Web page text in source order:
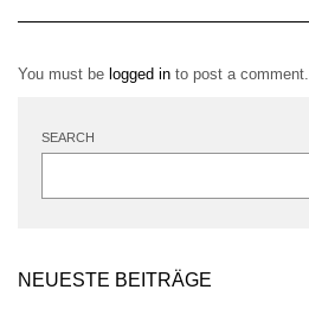
You must be logged in to post a comment.
SEARCH
NEUESTE BEITRÄGE